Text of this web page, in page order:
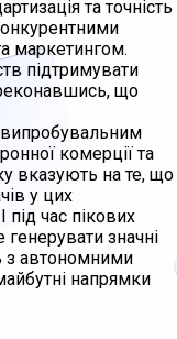
та точність
маркетингом.
підтримувати
що
комерції та
вказують на те, що
у цих
під час пікових
значні
з автономними
напрямки